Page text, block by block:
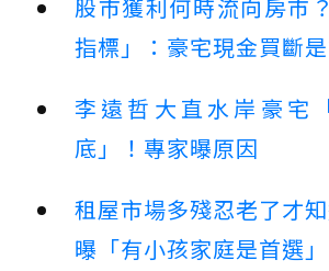
股市獲利何時流向房市
指標」：豪宅現金買斷
李遠哲大直水岸豪宅
底」！專家曝原因
租屋市場多殘忍老了才
曝「有小孩家庭是首選